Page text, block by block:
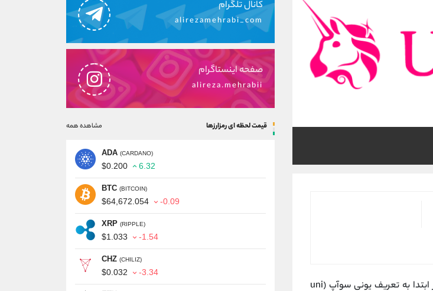
را داریم. در ابتدا به تعریف یونی سوآپ (uni
کانال تلگرام
alirezamehrabi_com
صفحه اینستاگرام
alireza.mehrabii
قیمت لحظه ای رمزارزها مشاهده همه
ADA (CARDANO)
$0.200 6.32
BTC (BITCOIN)
$64,672.054 -0.09
XRP (RIPPLE)
$1.033 -1.54
CHZ (CHILIZ)
$0.032 -3.34